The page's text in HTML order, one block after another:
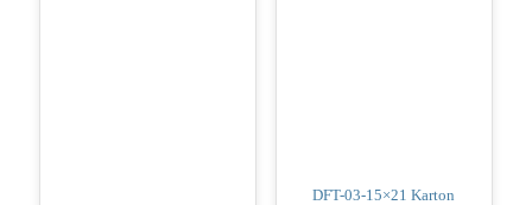
DFT-03-15×21 Karton